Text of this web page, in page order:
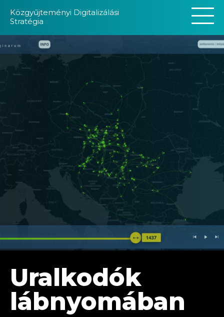
Közgyűjteményi Digitalizálási
Stratégia
Uralkodók
lábnyomában